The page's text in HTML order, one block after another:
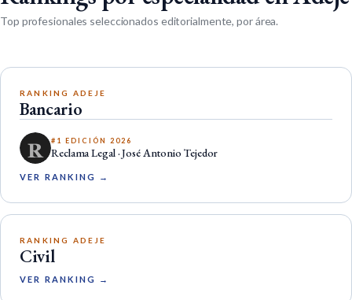
Top profesionales seleccionados editorialmente, por área.
RANKING ADEJE
Bancario
#1 EDICIÓN 2026
Reclama Legal · José Antonio Tejedor
VER RANKING →
RANKING ADEJE
Civil
VER RANKING →